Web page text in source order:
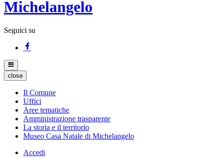
Michelangelo
Seguici su
close
Il Comune
Uffici
Aree tematiche
Amministrazione trasparente
La storia e il territorio
Museo Casa Natale di Michelangelo
Accedi